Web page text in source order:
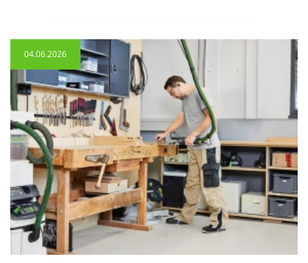
04.06.2026